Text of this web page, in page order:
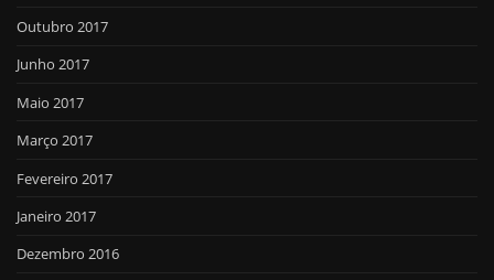
Outubro 2017
Junho 2017
Maio 2017
Março 2017
Fevereiro 2017
Janeiro 2017
Dezembro 2016